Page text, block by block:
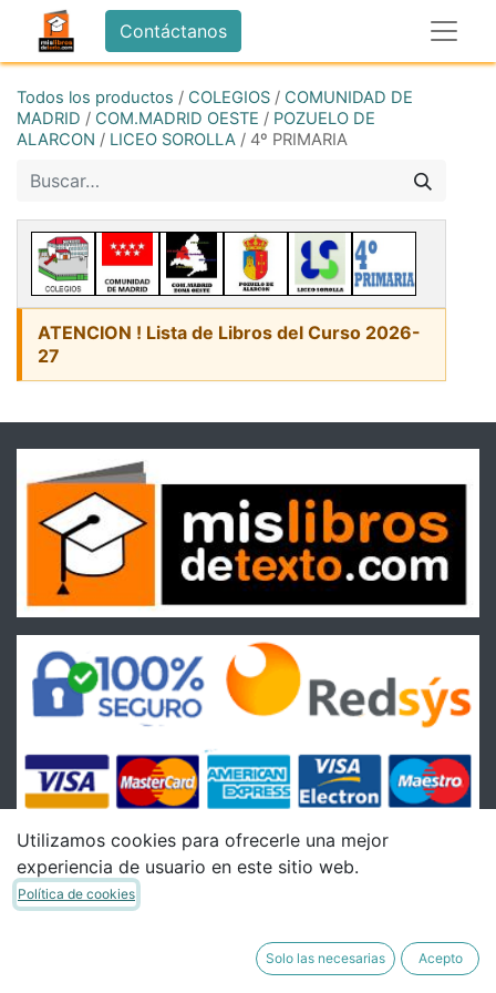
Contáctanos
Todos los productos / COLEGIOS / COMUNIDAD DE
MADRID / COM.MADRID OESTE / POZUELO DE
ALARCON / LICEO SOROLLA / 4º PRIMARIA
ATENCION ! Lista de Libros del Curso 2026-
27
Condiciones
Utilizamos cookies para ofrecerle una mejor
experiencia de usuario en este sitio web.
Política de cookies
Solo las necesarias Acepto